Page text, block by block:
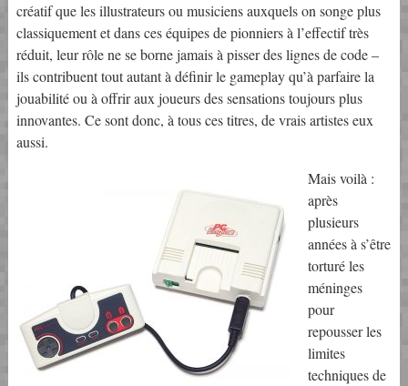
créatif que les illustrateurs ou musiciens auxquels on songe plus
classiquement et dans ces équipes de pionniers à l’effectif très
réduit, leur rôle ne se borne jamais à pisser des lignes de code –
ils contribuent tout autant à définir le gameplay qu’à parfaire la
jouabilité ou à offrir aux joueurs des sensations toujours plus
innovantes. Ce sont donc, à tous ces titres, de vrais artistes eux
aussi.
Mais voilà :
après
plusieurs
années à s’être
torturé les
méninges
pour
repousser les
limites
techniques de